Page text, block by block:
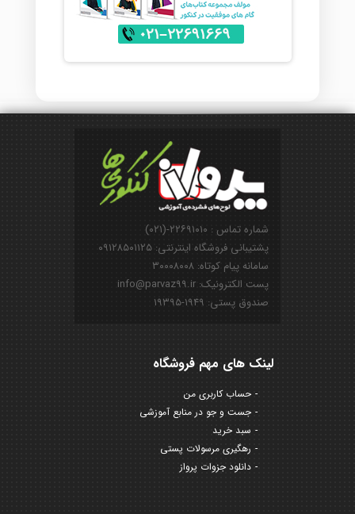
شماره تماس : ۲۲۶۹۱۰۱۰-(۰۲۱)
پشتیبانی فروشگاه اینترنتی: ۰۹۱۲۸۵۰۱۱۲۵
سامانه پیام کوتاه: ۳۰۰۰۸۰۰۸
پست الکترونیک: info@parvaz99.ir
صندوق پستی: ۱۹۴۹-۱۹۳۹۵
لینک های مهم فروشگاه
حساب کاربری من
جست و جو در منابع آموزشی
سبد خرید
رهگیری مرسولات پستی
دانلود جزوات پرواز